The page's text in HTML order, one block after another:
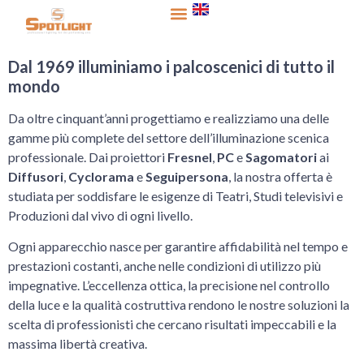
contenuto
Dal 1969 illuminiamo i palcoscenici di tutto il
mondo
Da oltre cinquant’anni progettiamo e realizziamo una delle
gamme più complete del settore dell’illuminazione scenica
professionale. Dai proiettori Fresnel PCe Sagomatoriai
Diffusori Cyclorama e Seguipersona , la nostra offerta è
studiata per soddisfare le esigenze di Teatri, Studi televisivi e
Produzioni dal vivo di ogni livello.
Ogni apparecchio nasce per garantire affidabilità nel tempo e
prestazioni costanti, anche nelle condizioni di utilizzo più
impegnative. L’eccellenza ottica, la precisione nel controllo
della luce e la qualità costruttiva rendono le nostre soluzioni la
scelta di professionisti che cercano risultati impeccabili e la
massima libertà creativa.